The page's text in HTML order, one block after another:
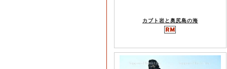
カブト岩と奥尻島の海